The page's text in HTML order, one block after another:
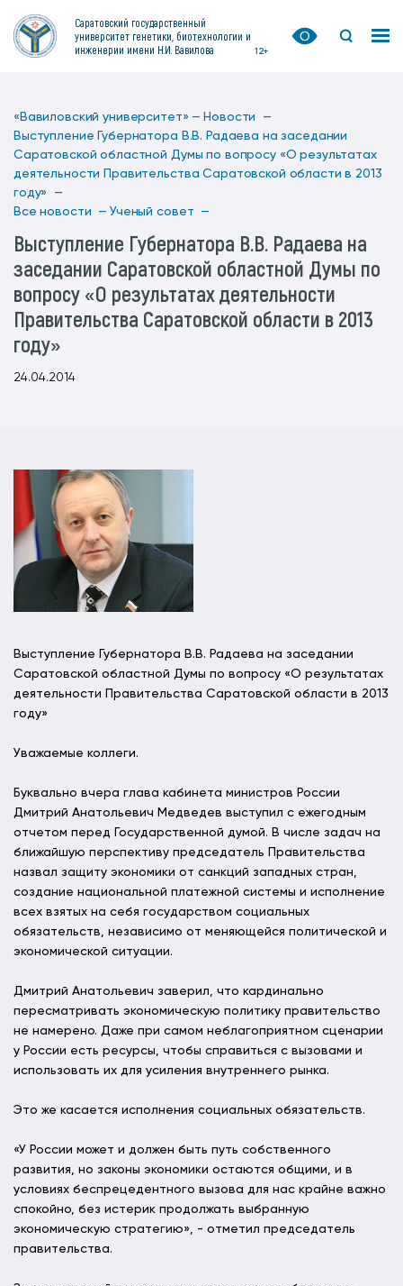
Саратовский государственный
университет генетики, биотехнологии и
инженерии имени Н.И. Вавилова
12+
«Вавиловский университет» — Новости —
Выступление Губернатора В.В. Радаева на заседании
Саратовской областной Думы по вопросу «О результатах
деятельности Правительства Саратовской области в 2013
году» —
Все новости — Ученый совет —
Выступление Губернатора В.В. Радаева на
заседании Саратовской областной Думы по
вопросу «О результатах деятельности
Правительства Саратовской области в 2013
году»
24.04.2014
Выступление Губернатора В.В. Радаева на заседании
Саратовской областной Думы по вопросу «О результатах
деятельности Правительства Саратовской области в 2013
году»
Уважаемые коллеги.
Буквально вчера глава кабинета министров России
Дмитрий Анатольевич Медведев выступил с ежегодным
отчетом перед Государственной думой. В числе задач на
ближайшую перспективу председатель Правительства
назвал защиту экономики от санкций западных стран,
создание национальной платежной системы и исполнение
всех взятых на себя государством социальных
обязательств, независимо от меняющейся политической и
экономической ситуации.
Дмитрий Анатольевич заверил, что кардинально
пересматривать экономическую политику правительство
не намерено. Даже при самом неблагоприятном сценарии
у России есть ресурсы, чтобы справиться с вызовами и
использовать их для усиления внутреннего рынка.
Это же касается исполнения социальных обязательств.
«У России может и должен быть путь собственного
развития, но законы экономики остаются общими, и в
условиях беспрецедентного вызова для нас крайне важно
спокойно, без истерик продолжать выбранную
экономическую стратегию», - отметил председатель
правительства.